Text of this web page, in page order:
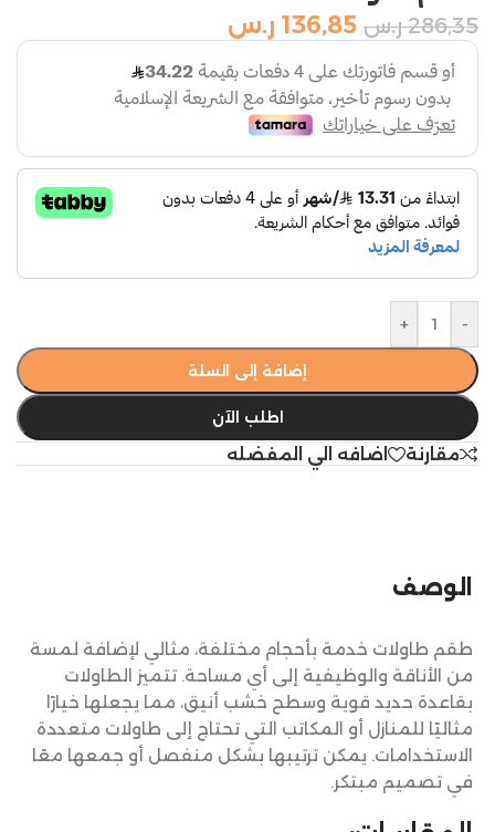
286,35 ر.س 136,85 ر.س
-
+
إضافة إلى السلة
اطلب الآن
مقارنة اضافه الي المفضله
الوصف
طقم طاولات خدمة بأحجام مختلفة، مثالي لإضافة لمسة
من الأناقة والوظيفية إلى أي مساحة. تتميز الطاولات
بقاعدة حديد قوية وسطح خشب أنيق، مما يجعلها خيارًا
مثاليًا للمنازل أو المكاتب التي تحتاج إلى طاولات متعددة
الاستخدامات. يمكن ترتيبها بشكل منفصل أو جمعها معًا
في تصميم مبتكر.